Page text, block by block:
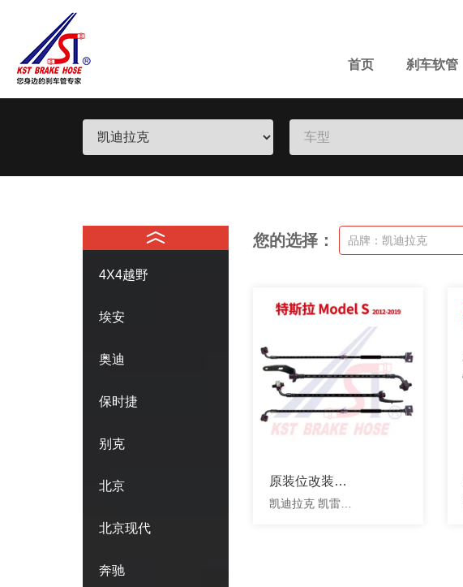
首页 刹车软管
4X4越野
埃安
奥迪
保时捷
别克
北京
北京现代
奔驰
您的选择： 品牌：凯迪拉克
原装位改装钢
喉
凯迪拉克 凯雷德